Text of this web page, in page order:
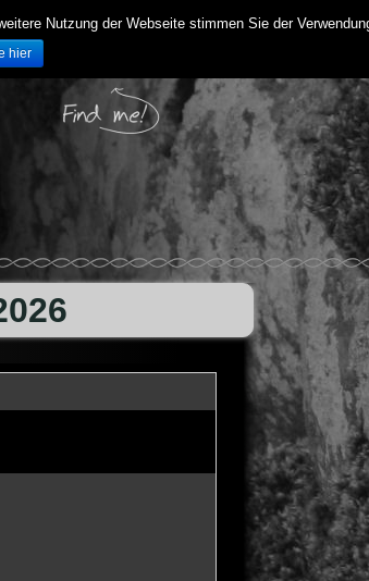
Nutzung der Webseite stimmen Sie der
hier